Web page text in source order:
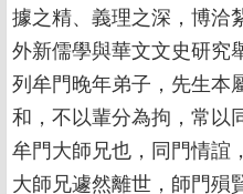
據之精、義理之深，博洽
外新儒學與華文文史研究
列牟門晚年弟子，先生本
和，不以輩分為拘，常以
牟門大師兄也，同門情誼
大師兄遽然離世，師門殞